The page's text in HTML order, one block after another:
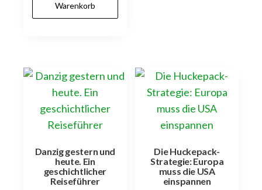
Warenkorb
Danzig gestern und
heute. Ein
geschichtlicher
Reiseführer
Die Huckepack-
Strategie: Europa
muss die USA
einspannen